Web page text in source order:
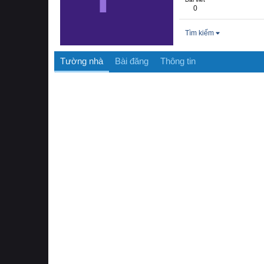
0
Tìm kiếm
Tường nhà Bài đăng Thông tin